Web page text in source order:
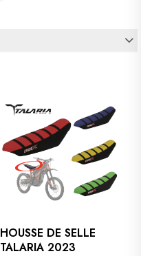
HOUSSE DE SELLE
TALARIA 2023